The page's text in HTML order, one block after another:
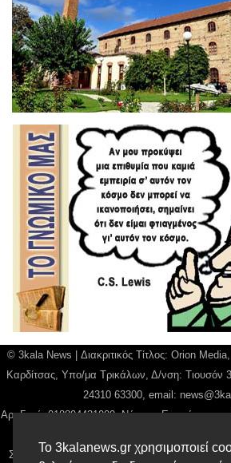
Το 3kalanews.gr χρησιμοποιεί
© 3kala News | Διακριτικός Τίτλος: Orion
Καρδίτσας, Υπο/μα Τρικάλων, Δ/νση: Τιουσόν
24310 63300, email:
Αρ. Γεμή: 018804431000, Νόμιμος Εκπρόσωπος,
Παναγιώτης Φιλίππου, Διευθύντρια:
Σύνταξης: Μπαλαμπάνη Βασιλική. Δικαιούχος